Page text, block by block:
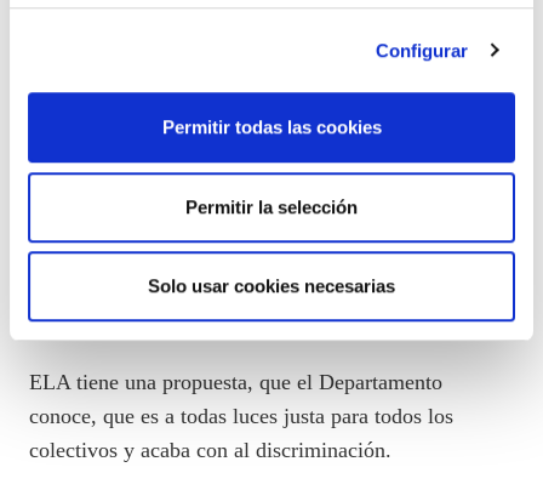
Configurar
Permitir todas las cookies
Permitir la selección
Solo usar cookies necesarias
Ertzainas, a los acuerdos adoptados, y no aprobechar
todos los Ertzainas y respetuosa con los acuerdos
adoptados. La partida presupuestaría existe, por lo
cual lo que el Departamento debe hacer es sentarse a
negociar y buscar un acuerdo que acabe con la
situación que ha creado.
ELA tiene una propuesta, que el Departamento
conoce, que es a todas luces justa para todos los
colectivos y acaba con al discriminación.